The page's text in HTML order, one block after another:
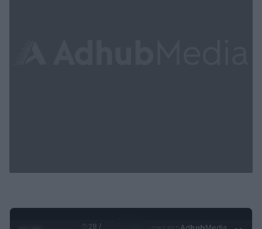
0:29 /